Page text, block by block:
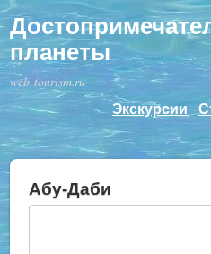
планеты
web-tourism.ru
Экскурсии
Абу-Даби